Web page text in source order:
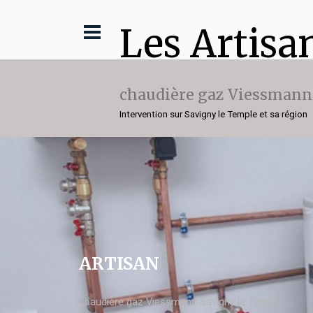
Les
chaudière gaz Viessmann
Intervention sur Savigny le Temple et sa région
ARTISAN
chaudière gaz Viessmann Savigny le Temple